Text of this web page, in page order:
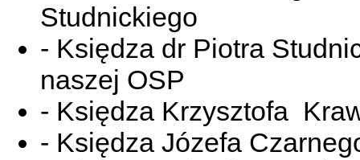
Studnickiego
- Księdza dr Piotra
naszej OSP
- Księdza Krzysztofa
- Księdza Józefa